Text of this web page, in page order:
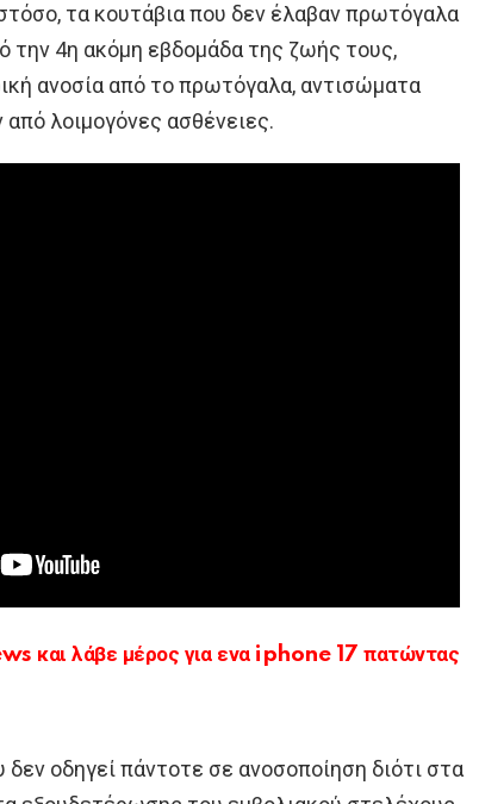
τα κουτάβια που δεν έλαβαν πρωτόγαλα
την 4η ακόμη εβδομάδα της ζωής τους,
ανοσία από το πρωτόγαλα, αντισώματα
λοιμογόνες ασθένειες.
και λάβε μέρος για ενα iphone 17 πατώντας
οδηγεί πάντοτε σε ανοσοποίηση διότι στα